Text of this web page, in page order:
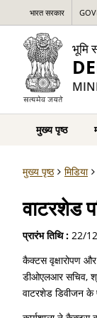
भारत सरकार
भूमि
मुख्य पृष्ठ
मुख्य पृष्ठ मिडिया
वाटरशेड
प्रारंभ तिथि : 22/
कैक्टस वृक्षारोपण
डीओएलआर सचिव,
वाटरशेड डिवीजन के